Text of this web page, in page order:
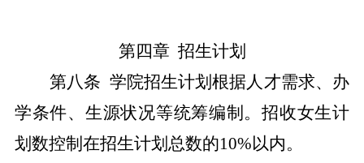
第四章 招生计划
第八条 学院招生计划根据人才需求、办
学条件、生源状况等统筹编制。招收女生计
划数控制在招生计划总数的10%以内。